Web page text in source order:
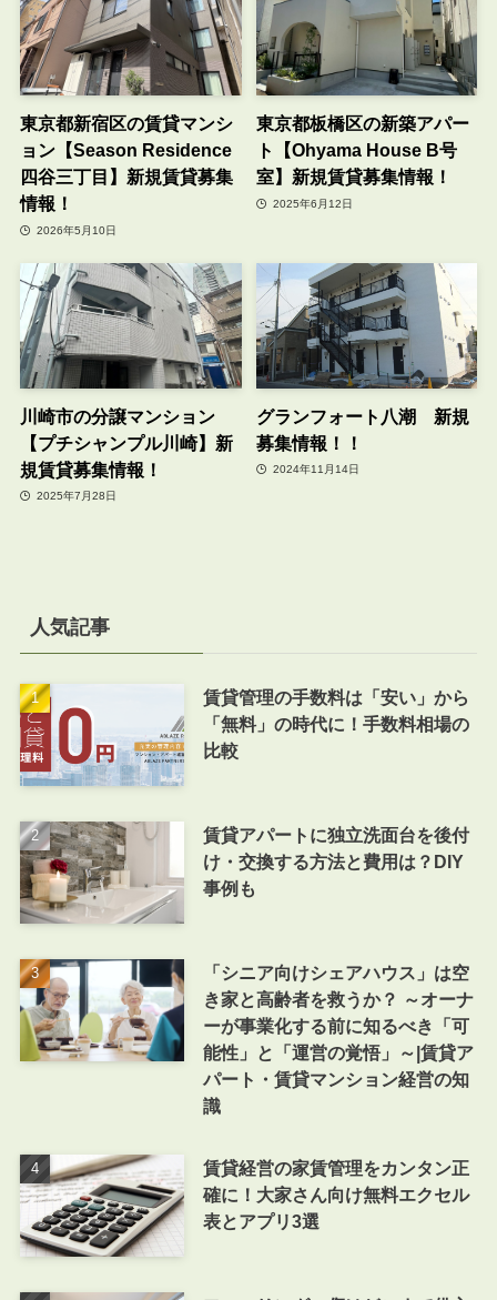
東京都新宿区の賃貸マンシ
ョン【Season Residence
四谷三丁目】新規賃貸募集
情報！
2026年5月10日
東京都板橋区の新築アパー
ト【Ohyama House B号
室】新規賃貸募集情報！
2025年6月12日
川崎市の分譲マンション
【プチシャンプル川崎】新
規賃貸募集情報！
2025年7月28日
グランフォート八潮 新規
募集情報！！
2024年11月14日
人気記事
賃貸管理の手数料は「安い」から
「無料」の時代に！手数料相場の
比較
賃貸アパートに独立洗面台を後付
け・交換する方法と費用は？DIY
事例も
「シニア向けシェアハウス」は空
き家と高齢者を救うか？ ～オーナ
ーが事業化する前に知るべき「可
能性」と「運営の覚悟」～|賃貸ア
パート・賃貸マンション経営の知
識
賃貸経営の家賃管理をカンタン正
確に！大家さん向け無料エクセル
表とアプリ3選